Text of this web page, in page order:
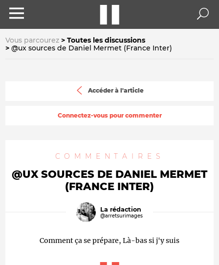
Vous parcourez
Toutes les discussions
@ux sources de Daniel Mermet (France Inter)
Accéder à l'article
Connectez-vous pour commenter
COMMENTAIRES
@UX SOURCES DE DANIEL MERMET
(FRANCE INTER)
La rédaction
@arretsurimages
Comment ça se prépare, Là-bas si j'y suis